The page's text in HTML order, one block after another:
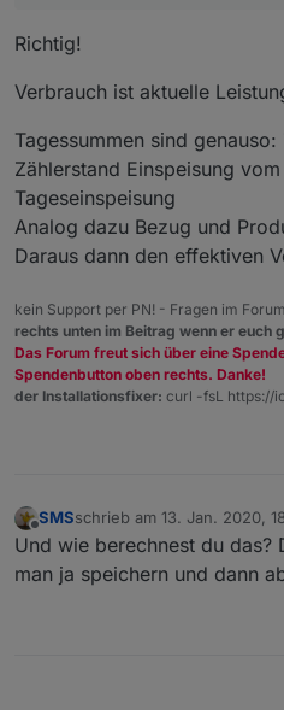
Richtig!
Verbrauch ist aktuelle
Tagessummen sind
Zählerstand Einspeisung
Tageseinspeisung
Analog dazu Bezug und
Daraus dann den effektiven
kein Support per PN! - Fragen im
rechts unten im Beitrag wenn er euch
Das Forum freut sich über eine
Spendenbutton oben rechts. Danke!
der Installationsfixer: curl -fsL https://
Offline
SMSschrieb am 13. Jan. 2020,
zuletzt editiert von
Und wie berechnest du das?
man ja speichern und dann